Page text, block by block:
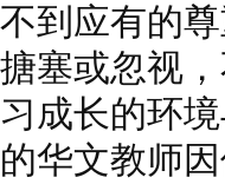
不到应有的
搪塞或忽视
习成长的环
的华文教师